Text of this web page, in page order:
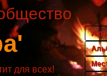
для всех!